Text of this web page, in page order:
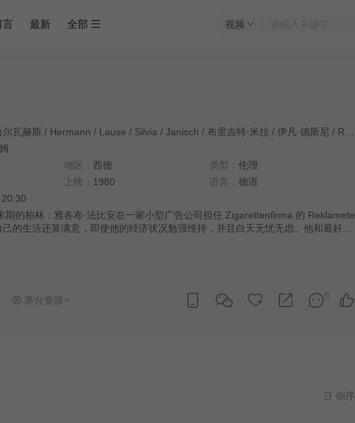
视频
言 最新 全部
尔瓦赫斯 / Hermann / Lause / Silvia / Janisch / 布里吉特·米拉 / 伊凡·德斯尼 / Ruth
地区： 西德 类型： 伦理
上映： 1980 语言： 德语
期的柏林：雅各布·法比安在一家小型广告公司担任 Zigarettenfirma 的 Reklamete
的生活还算满意，即使他的经济状况勉强维持，并且白天无忧无虑。他和最好的
0
茅台资源
倒序